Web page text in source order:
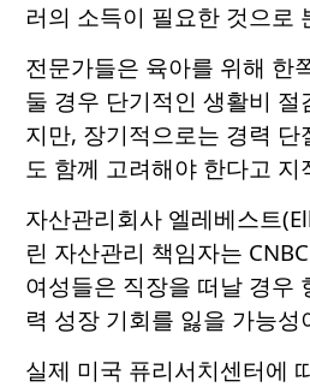
러의 소득이 필요한 것으로
전문가들은 육아를 위해 한
둘 경우 단기적인 생활비 절
지만, 장기적으로는 경력 단
도 함께 고려해야 한다고 지
자산관리회사 엘레베스트
린 자산관리 책임자는
여성들은 직장을 떠날 경우
력 성장 기회를 잃을 가능성
실제 미국 퓨리서치센터에